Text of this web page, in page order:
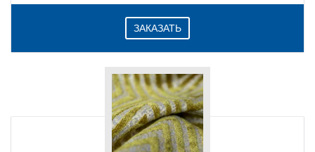
ЗАКАЗАТЬ
Даю согласие на обработку персональных данных